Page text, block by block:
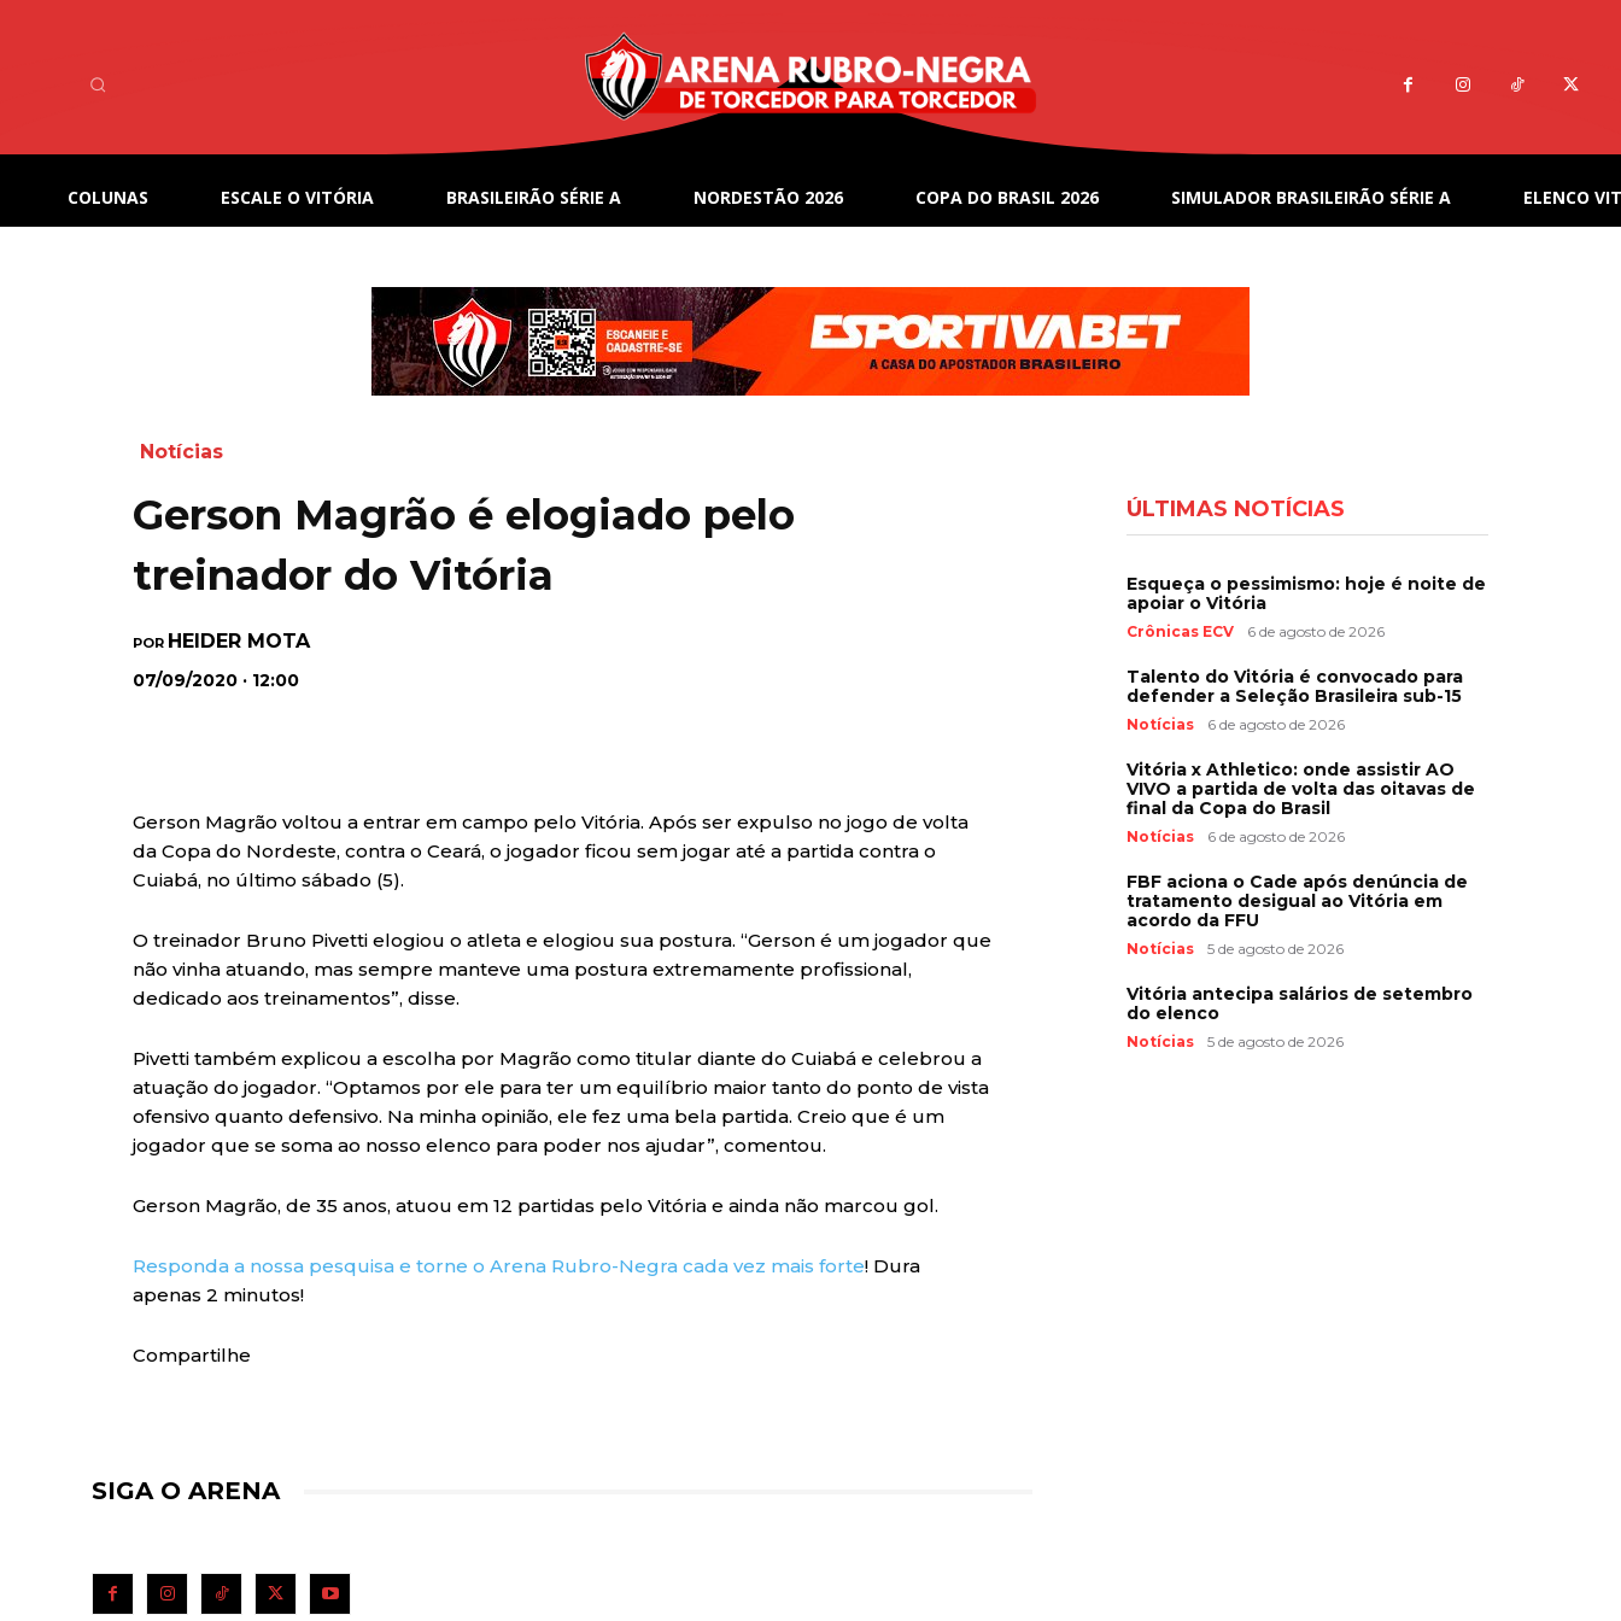
COLUNAS ESCALE O VITÓRIA BRASILEIRÃO SÉRIE A NORDESTÃO 2026 COPA DO BRASIL 2026 SIMULADOR BRASILEIRÃO SÉRIE A ELENCO
Notícias
Gerson Magrão é elogiado pelo
treinador do Vitória
POR HEIDER MOTA
07/09/2020 · 12:00
Gerson Magrão voltou a entrar em campo pelo Vitória. Após ser expulso no jogo de volta
da Copa do Nordeste, contra o Ceará, o jogador ficou sem jogar até a partida contra o
Cuiabá, no último sábado (5).
O treinador Bruno Pivetti elogiou o atleta e elogiou sua postura. “Gerson é um jogador que
não vinha atuando, mas sempre manteve uma postura extremamente profissional,
dedicado aos treinamentos”, disse.
Pivetti também explicou a escolha por Magrão como titular diante do Cuiabá e celebrou a
atuação do jogador. “Optamos por ele para ter um equilíbrio maior tanto do ponto de vista
ofensivo quanto defensivo. Na minha opinião, ele fez uma bela partida. Creio que é um
jogador que se soma ao nosso elenco para poder nos ajudar”, comentou.
Gerson Magrão, de 35 anos, atuou em 12 partidas pelo Vitória e ainda não marcou gol.
Responda a nossa pesquisa e torne o Arena Rubro-Negra cada vez mais forte! Dura
apenas 2 minutos!
Compartilhe
SIGA O ARENA
ÚLTIMAS NOTÍCIAS
Esqueça o pessimismo: hoje é noite de
apoiar o Vitória
Crônicas ECV 6 de agosto de 2026
Talento do Vitória é convocado para
defender a Seleção Brasileira sub-15
Notícias 6 de agosto de 2026
Vitória x Athletico: onde assistir AO
VIVO a partida de volta das oitavas de
final da Copa do Brasil
Notícias 6 de agosto de 2026
FBF aciona o Cade após denúncia de
tratamento desigual ao Vitória em
acordo da FFU
Notícias 5 de agosto de 2026
Vitória antecipa salários de setembro
do elenco
Notícias 5 de agosto de 2026